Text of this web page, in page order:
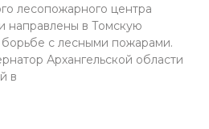
лесопожарного центра
направлены в Томскую
с лесными пожарами.
Архангельской области
в